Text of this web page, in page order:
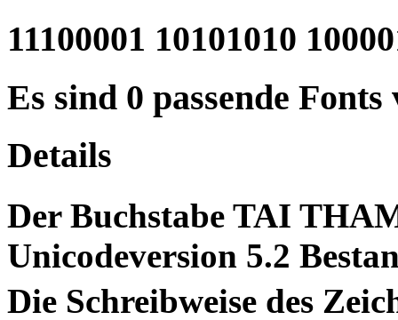
11100001 10101010
Es sind 0 passende
Details
Der Buchstabe TAI
Unicodeversion 5.2
Die Schreibweise des